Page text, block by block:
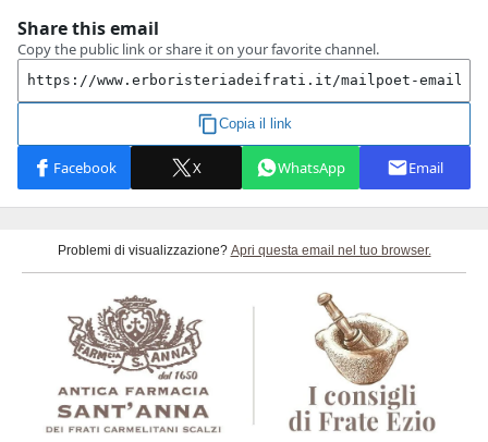
Problemi di visualizzazione? Apri questa email nel tuo browser.